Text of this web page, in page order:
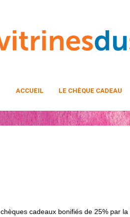
ACCUEIL LE CHÈQUE CADEAU
chèques cadeaux bonifiés de 25% par